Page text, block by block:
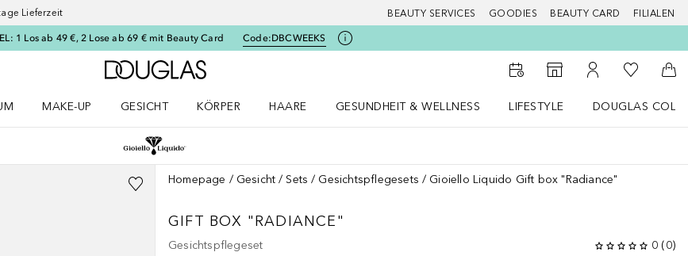
Lieferzeit BEAUTY SERVICES GOODIES BEAUTY CARD FILIALEN
1 Los ab 49 €, 2 Lose ab 69 € mit Beauty Card Code:DBCWEEKS
Zur Douglas Startseite
Zum Storefinder
Zu Meinem
Zu Meiner
MAKE-UP
GESICHT
KÖRPER
HAARE
GESUNDHEIT & WELLNESS
LIFESTYLE
DOUGLAS
Homepage Gesicht Sets Gesichtspflegesets Gioiello Liquido Gift box "Radiance"
GIFT BOX "RADIANCE"
Gesichtspflegeset 0 (0)